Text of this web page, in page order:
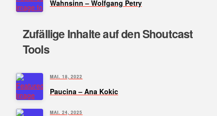
Wahnsinn – Wolfgang Petry
Zufällige Inhalte auf den Shoutcast
Tools
MAI. 18, 2022
Paucina – Ana Kokic
MAI. 24, 2025